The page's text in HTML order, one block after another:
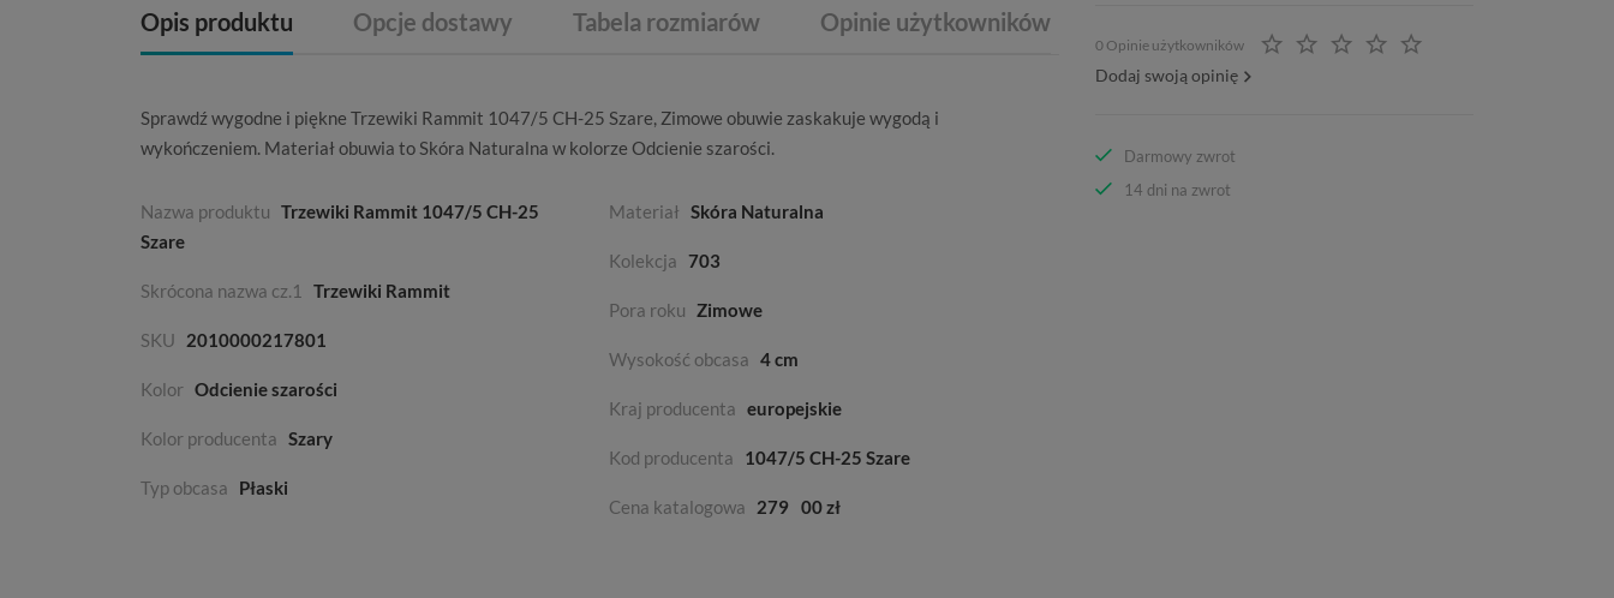
Opis produktu Opcje dostawy Tabela rozmiarów Opinie użytkowników
Sprawdź wygodne i piękne Trzewiki Rammit 1047/5 CH-25 Szare, Zimowe obuwie zaskakuje wygodą i
wykończeniem. Materiał obuwia toSkóra Naturalna w kolorze Odcienie szarości.
Nazwa produktu Trzewiki Rammit 1047/5 CH-25
Szare
Skrócona nazwa cz.1 Trzewiki Rammit
SKU 2010000217801
Kolor Odcienie szarości
Kolor producenta Szary
Typ obcasa Płaski
Materiał Skóra Naturalna
Kolekcja 703
Pora roku Zimowe
Wysokość obcasa 4 cm
Kraj producenta europejskie
Kod producenta 1047/5 CH-25 Szare
Cena katalogowa 279 00 zł
0 Opinie użytkowników
Dodaj swoją opinię
Darmowy zwrot
14 dni na zwrot